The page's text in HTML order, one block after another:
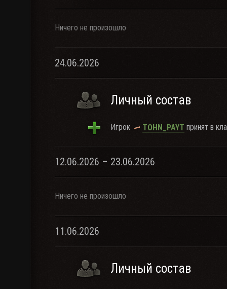
Ничего не произошло
24.06.2026
Личный состав
Игрок TOHN_PAYT принят в
12.06.2026 – 23.06.2026
Ничего не произошло
11.06.2026
Личный состав